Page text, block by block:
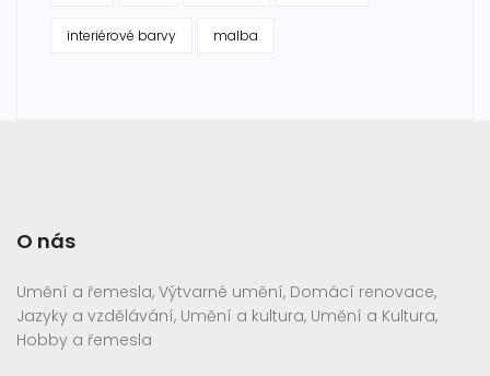
interiérové barvy malba
O nás
Umění a řemesla, Výtvarné umění, Domácí renovace,
Jazyky a vzdělávání, Umění a kultura, Umění a Kultura,
Hobby a řemesla